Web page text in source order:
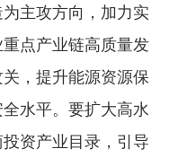
主攻方向，加力实
点产业链高质量发
，提升能源资源保
水平。要扩大高水
资产业目录，引导